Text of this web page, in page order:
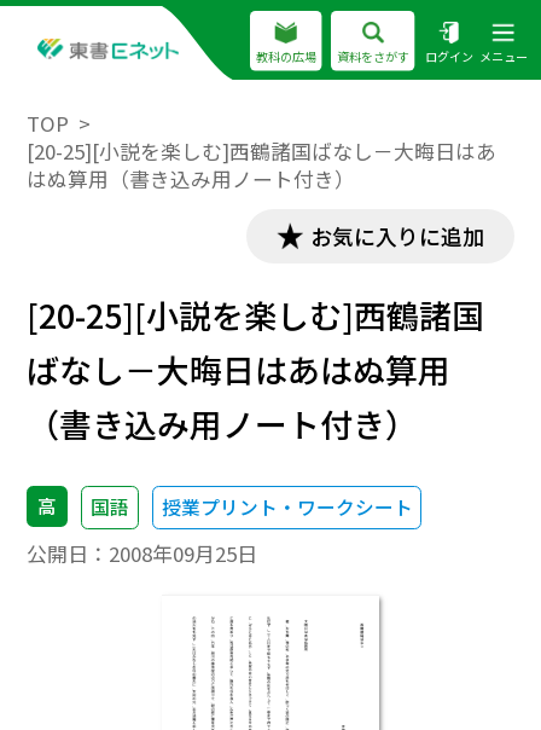
教科の広場 資料をさがす ログイン メニュー
TOP
[20-25][小説を楽しむ]西鶴諸国ばなし－大晦日はあ
はぬ算用（書き込み用ノート付き）
お気に入りに追加
[20-25][小説を楽しむ]西鶴諸国
ばなし－大晦日はあはぬ算用
（書き込み用ノート付き）
高 国語 授業プリント・ワークシート
公開日： 2008年09月25日